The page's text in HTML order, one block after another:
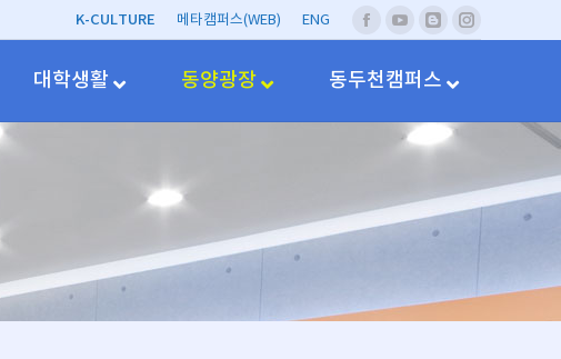
K-CULTURE 메타캠퍼스(WEB) ENG
페
스
북
유
브
네
버
그
Instagram
대학생활 동양광장 동두천캠퍼스